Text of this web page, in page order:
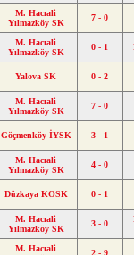
M. Hacıali
Yılmazköy SK
7 - 0
M. Hacıali
Yılmazköy SK
0 - 1
Yalova SK 0 - 2
M. Hacıali
Yılmazköy SK
7 - 0
Göçmenköy İYSK 3 - 1
M. Hacıali
Yılmazköy SK
4 - 0
Düzkaya KOSK 0 - 1
M. Hacıali
Yılmazköy SK
3 - 0
M. Hacıali
2 - 9